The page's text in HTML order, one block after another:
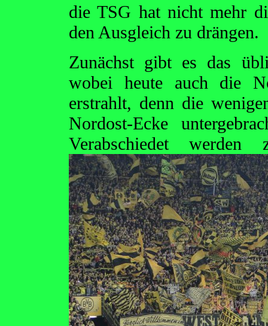
die TSG hat nicht mehr
den Ausgleich zu drängen.
Zunächst gibt es das
wobei heute auch die
erstrahlt, denn die
Nordost-Ecke
Verabschiedet